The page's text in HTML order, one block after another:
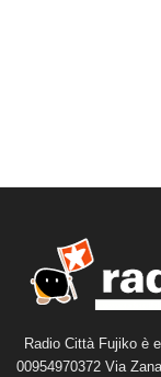
Radio Città Fujiko è
00954970372 Via